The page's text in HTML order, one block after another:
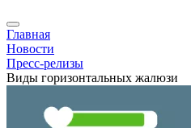
Главная
Новости
Пресс-релизы
Виды горизонтальных жалюзи